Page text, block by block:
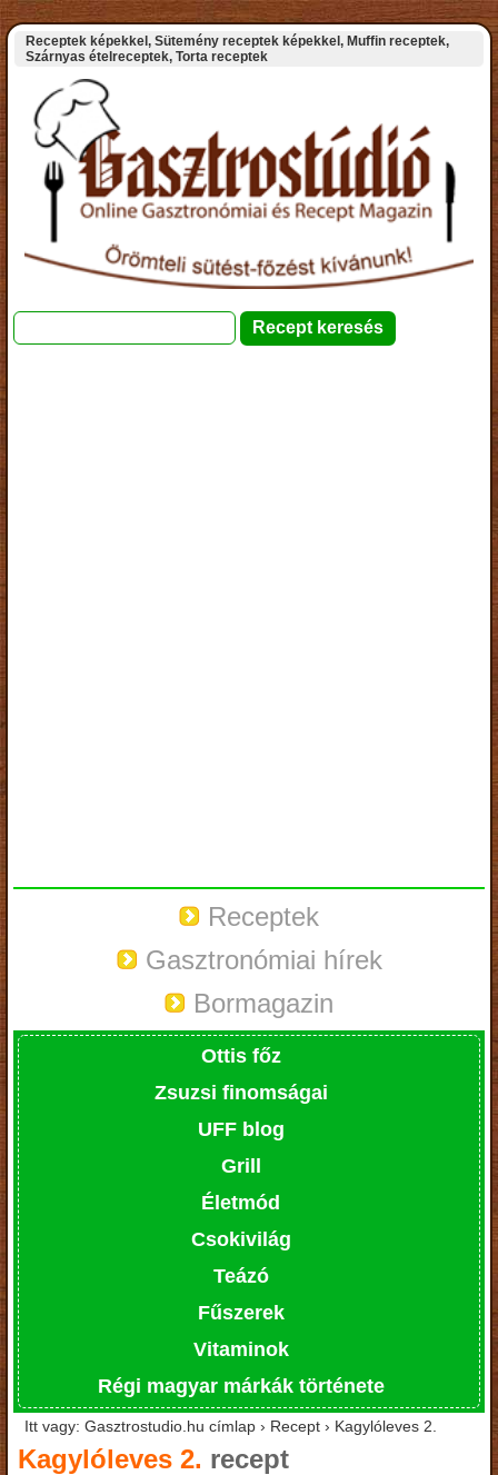
Receptek képekkel, Sütemény receptek képekkel, Muffin receptek,
Szárnyas ételreceptek, Torta receptek
Receptek
Gasztronómiai hírek
Bormagazin
Ottis főz
Zsuzsi finomságai
UFF blog
Grill
Életmód
Csokivilág
Teázó
Fűszerek
Vitaminok
Régi magyar márkák története
Itt vagy: Gasztrostudio.hu címlap › Recept › Kagylóleves 2.
Kagylóleves 2. recept